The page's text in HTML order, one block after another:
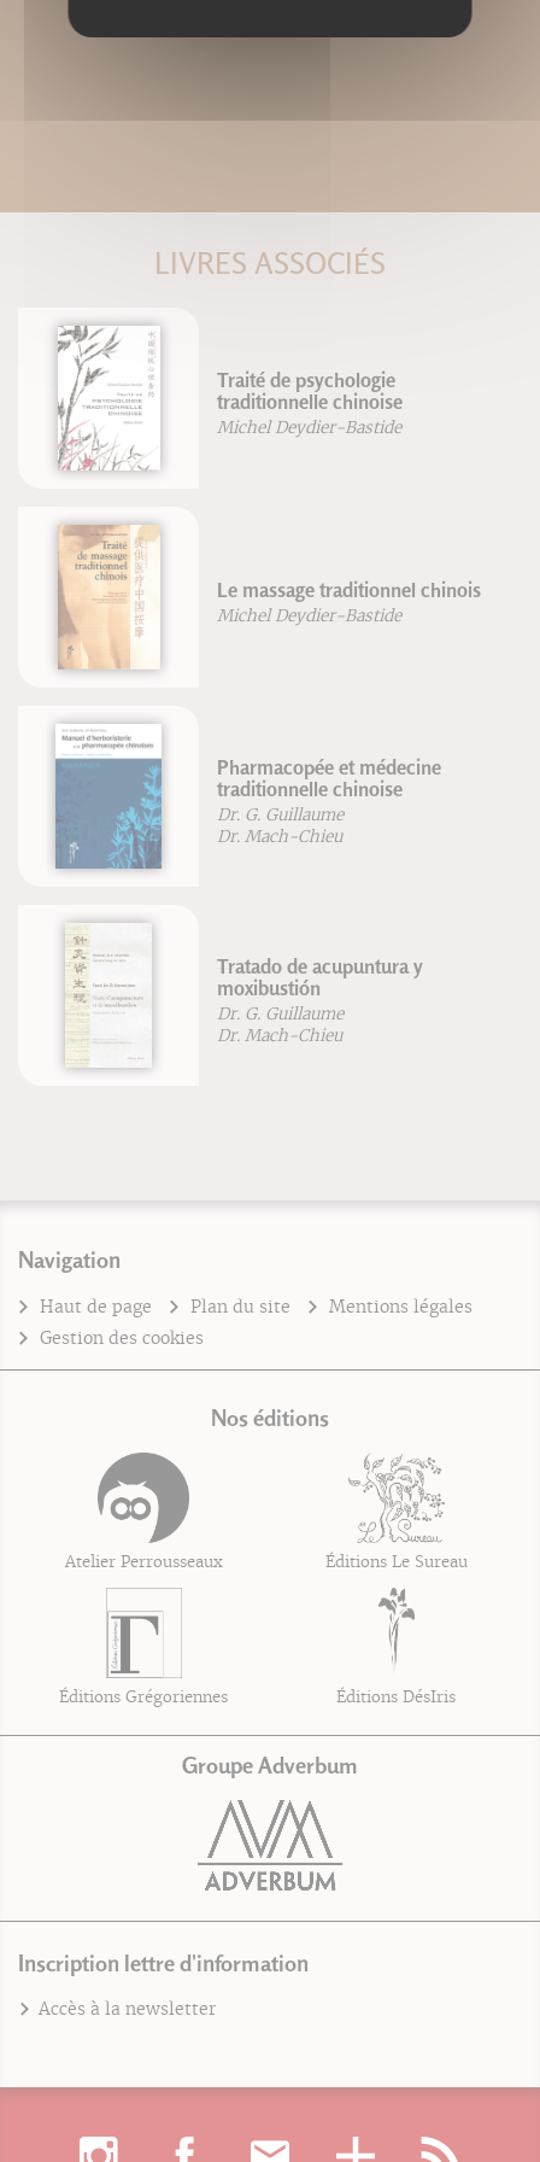
LIVRES ASSOCIÉS
Traité de psychologie
traditionnelle chinoise
Michel Deydier-Bastide
Le massage traditionnel chinois
Michel Deydier-Bastide
Pharmacopée et médecine
traditionnelle chinoise
Dr. G. Guillaume
Dr. Mach-Chieu
Tratado de acupuntura y
moxibustión
Dr. G. Guillaume
Dr. Mach-Chieu
Navigation
Haut de page Plan du site
Mentions légales
Gestion des cookies
Nos éditions
Atelier Perrousseaux Éditions Le Sureau
Éditions Grégoriennes Éditions DésIris
Groupe Adverbum
Inscription lettre d'information
Accès à la newsletter